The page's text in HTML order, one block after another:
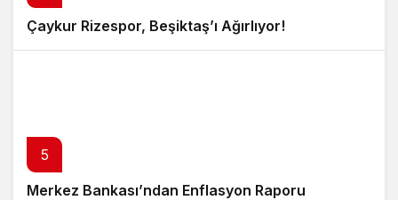
Çaykur Rizespor, Beşiktaş’ı Ağırlıyor!
5
Merkez Bankası’ndan Enflasyon Raporu